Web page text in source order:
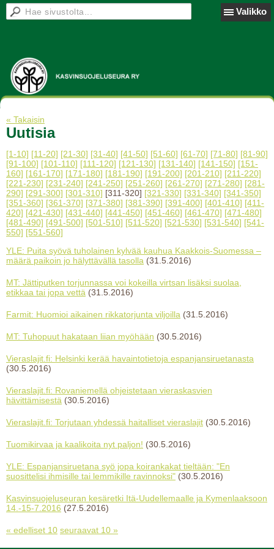
Valikko
« Takaisin
Uutisia
[1-10] [11-20] [21-30] [31-40] [41-50] [51-60] [61-70] [71-80] [81-90]
[91-100] [101-110] [111-120] [121-130] [131-140] [141-150] [151-
160] [161-170] [171-180] [181-190] [191-200] [201-210] [211-220]
[221-230] [231-240] [241-250] [251-260] [261-270] [271-280] [281-
290] [291-300] [301-310] [311-320] [321-330] [331-340] [341-350]
[351-360] [361-370] [371-380] [381-390] [391-400] [401-410] [411-
420] [421-430] [431-440] [441-450] [451-460] [461-470] [471-480]
[481-490] [491-500] [501-510] [511-520] [521-530] [531-540] [541-
550] [551-560]
YLE: Puita syövä tuholainen kylvää kauhua Kaakkois-Suomessa –
määrä paikoin jo hälyttävällä tasolla (31.5.2016)
MT: Jättiputken torjunnassa voi kokeilla virtsan lisäksi suolaa,
etikkaa tai jopa vettä (31.5.2016)
Farmit: Huomioi aikainen rikkatorjunta viljoilla (31.5.2016)
MT: Tuhopuut hakataan liian myöhään (30.5.2016)
Vieraslajit.fi: Helsinki kerää havaintotietoja espanjansiruetanasta
(30.5.2016)
Vieraslajit.fi: Rovaniemellä ohjeistetaan vieraskasvien
hävittämisestä (30.5.2016)
Vieraslajit.fi: Torjutaan yhdessä haitalliset vieraslajit (30.5.2016)
Tuomikirvaa ja kaalikoita nyt paljon! (30.5.2016)
YLE: Espanjansiruetana syö jopa koirankakat tieltään: "En
suosittelisi ihmisille tai lemmikille ravinnoksi" (30.5.2016)
Kasvinsuojeluseuran kesäretki Itä-Uudellemaalle ja Kymenlaaksoon
14.-15-7.2016 (27.5.2016)
« edelliset 10 seuraavat 10 »